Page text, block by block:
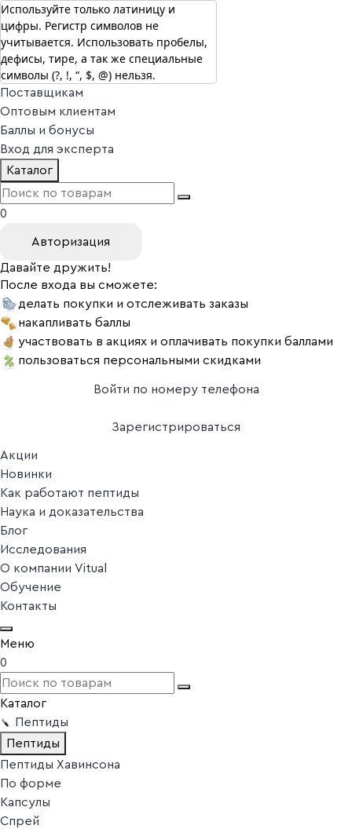
г. Москва
Vitual Peptide +7 (800) 101-13-25
Специалистам
Поставщикам
Оптовым клиентам
Баллы и бонусы
Вход для эксперта
Каталог
0
Авторизация
Давайте дружить!
После входа вы сможете:
делать покупки и отслеживать заказы
накапливать баллы
участвовать в акциях и оплачивать покупки баллами
пользоваться персональными скидками
Войти по номеру телефона
Зарегистрироваться
Акции
Новинки
Как работают пептиды
Наука и доказательства
Блог
Исследования
О компании Vitual
Обучение
Контакты
Меню
0
Каталог
Пептиды
Пептиды
Пептиды Хавинсона
По форме
Капсулы
Спрей
Используйте только латиницу и
цифры. Регистр символов не
учитывается. Использовать пробелы,
дефисы, тире, а так же специальные
символы (?, !, “, $, @) нельзя.